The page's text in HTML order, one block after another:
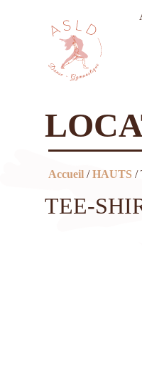
Accueil /HAUTS /
TEE-